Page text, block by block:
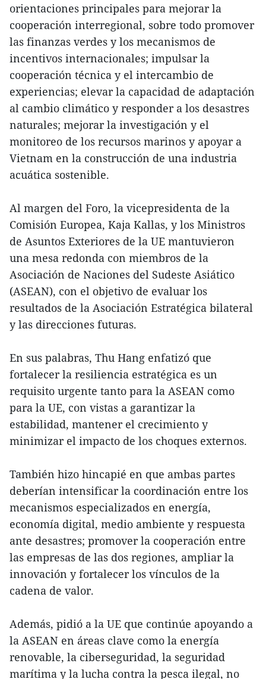
orientaciones principales para mejorar la
cooperación interregional, sobre todo promover
las finanzas verdes y los mecanismos de
incentivos internacionales; impulsar la
cooperación técnica y el intercambio de
experiencias; elevar la capacidad de adaptación
al cambio climático y responder a los desastres
naturales; mejorar la investigación y el
monitoreo de los recursos marinos y apoyar a
Vietnam en la construcción de una industria
acuática sostenible.
Al margen del Foro, la vicepresidenta de la
Comisión Europea, Kaja Kallas, y los Ministros
de Asuntos Exteriores de la UE mantuvieron
una mesa redonda con miembros de la
Asociación de Naciones del Sudeste Asiático
(ASEAN), con el objetivo de evaluar los
resultados de la Asociación Estratégica bilateral
y las direcciones futuras.
En sus palabras, Thu Hang enfatizó que
fortalecer la resiliencia estratégica es un
requisito urgente tanto para la ASEAN como
para la UE, con vistas a garantizar la
estabilidad, mantener el crecimiento y
minimizar el impacto de los choques externos.
También hizo hincapié en que ambas partes
deberían intensificar la coordinación entre los
mecanismos especializados en energía,
economía digital, medio ambiente y respuesta
ante desastres; promover la cooperación entre
las empresas de las dos regiones, ampliar la
innovación y fortalecer los vínculos de la
cadena de valor.
Además, pidió a la UE que continúe apoyando a
la ASEAN en áreas clave como la energía
renovable, la ciberseguridad, la seguridad
marítima y la lucha contra la pesca ilegal, no